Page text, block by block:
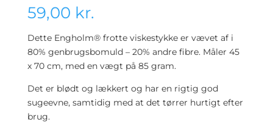
59,00 kr.
Dette Engholm® frotte viskestykke er vævet af i
80% genbrugsbomuld – 20% andre fibre. Måler 45
x 70 cm, med en vægt på 85 gram.
Det er blødt og lækkert og har en rigtig god
sugeevne, samtidig med at det tørrer hurtigt efter
brug.